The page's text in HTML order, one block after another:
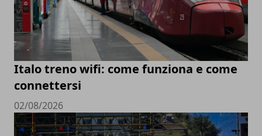
Italo treno wifi: come funziona e come
connettersi
02/08/2026